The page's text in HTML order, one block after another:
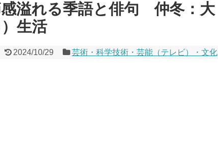
溢れる季語と俳句 仲冬：大
生活
2024/10/29 芸術・科学技術・芸能（テレビ）・文化